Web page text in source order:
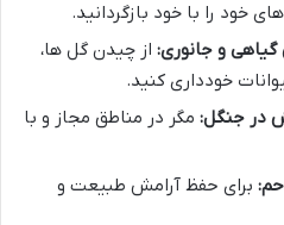
خود را با خود بازگردانید.
و جانوری: از چیدن گل ها،
خودداری کنید.
در جنگل: مگر در مناطق مجاز و با
برای حفظ آرامش طبیعت و